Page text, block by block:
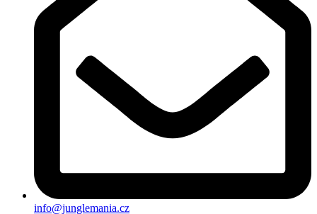
info@junglemania.cz